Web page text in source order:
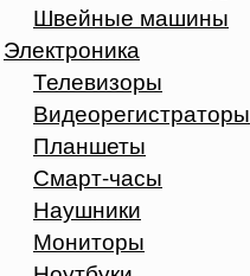
Швейные машины
Электроника
Телевизоры
Видеорегистраторы
Планшеты
Смарт-часы
Наушники
Мониторы